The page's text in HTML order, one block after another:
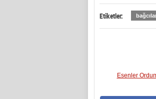
Etiketler:
Esenler